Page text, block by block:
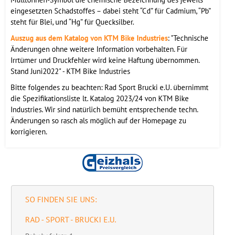
eingesetzten Schadstoffes – dabei steht “Cd” für Cadmium, “Pb”
steht für Blei, und “Hg” für Quecksilber.
Auszug aus dem Katalog von KTM Bike Industries: "Technische
Änderungen ohne weitere Information vorbehalten. Für
Irrtümer und Druckfehler wird keine Haftung übernommen.
Stand Juni2022" - KTM Bike Industries
Bitte folgendes zu beachten: Rad Sport Brucki e.U. übernimmt
die Spezifikationsliste lt. Katalog 2023/24 von KTM Bike
Industries. Wir sind natürlich bemüht entsprechende techn.
Änderungen so rasch als möglich auf der Homepage zu
korrigieren.
SO FINDEN SIE UNS:
RAD - SPORT - BRUCKI E.U.